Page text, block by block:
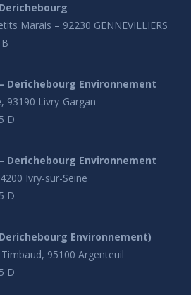
Derichebourg
Marais – 92230 GENNEVILLIERS
– Derichebourg Environnement
93190 Livry-Gargan
D
– Derichebourg Environnement
Ivry-sur-Seine
D
Environnement)
95100 Argenteuil
D